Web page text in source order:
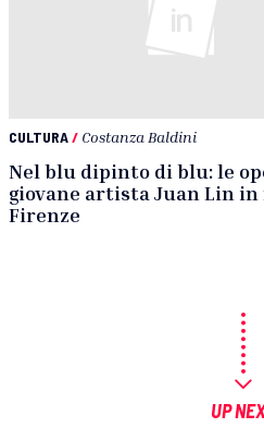
CULTURA/ Costanza Baldini
Nel blu dipinto di blu: le
giovane artista Juan Lin in
Firenze
UP